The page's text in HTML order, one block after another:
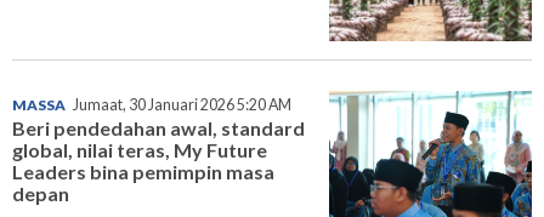
MASSA Jumaat, 30 Januari 2026 5:20 AM
Beri pendedahan awal, standard
global, nilai teras, My Future
Leaders bina pemimpin masa
depan